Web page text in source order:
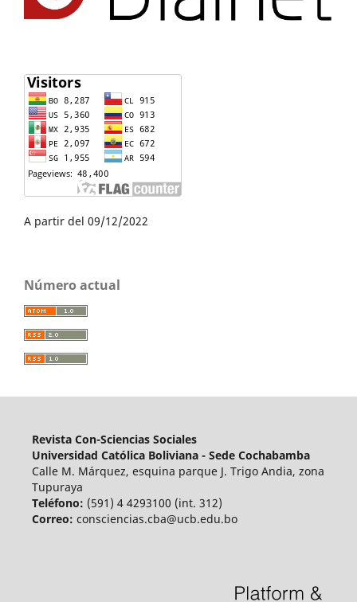
A partir del 09/12/2022
Número actual
Revista Con-Sciencias Sociales
Universidad Católica Boliviana - Sede Cochabamba
Calle M. Márquez, esquina parque J. Trigo Andia, zona
Tupuraya
Teléfono: (591) 4 4293100 (int. 312)
Correo: consciencias.cba@ucb.edu.bo